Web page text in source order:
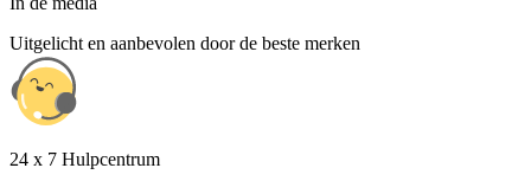
Uitgelicht en aanbevolen door de beste merken
24 x 7 Hulpcentrum